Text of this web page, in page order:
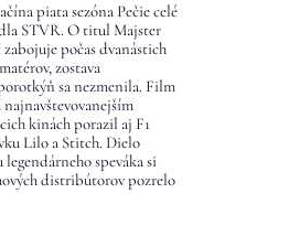
piata sezóna Pečie celé
STVR. O titul Majster
zabojuje počas dvanástich
zostava
sa nezmenila. Film
kinách porazil aj F1
Lilo a Stitch. Dielo
speváka si
distribútorov pozrelo